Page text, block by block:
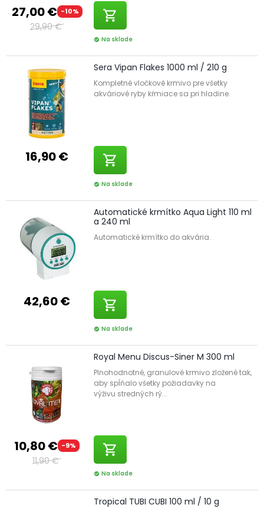
27,00 € -10%
29,90 €
shopping_cart
check_circle Na sklade
16,90 €
Sera Vipan Flakes 1000 ml / 210 g
Kompletné vločkové krmivo pre všetky
akváriové ryby kŕmiace sa pri hladine.
shopping_cart
check_circle Na sklade
42,60 €
Automatické krmítko Aqua Light 110 ml
a 240 ml
Automatické krmítko do akvária.
shopping_cart
check_circle Na sklade
10,80 € -9%
11,90 €
Royal Menu Discus-Siner M 300 ml
Plnohodnotné, granulové krmivo zložené tak,
aby spĺňalo všetky požiadavky na
výživu stredných rý...
shopping_cart
check_circle Na sklade
Tropical TUBI CUBI 100 ml / 10 g